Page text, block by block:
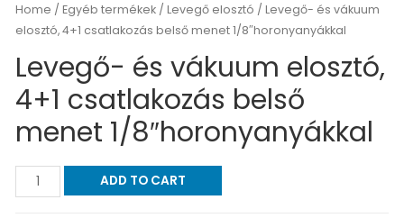
Home /Egyéb termékek /Levegő elosztó / Levegő- és vákuum
elosztó, 4+1 csatlakozás belső menet 1/8″horonyanyákkal
Levegő- és vákuum elosztó,
4+1 csatlakozás belső
menet 1/8″horonyanyákkal
ADD TO CART